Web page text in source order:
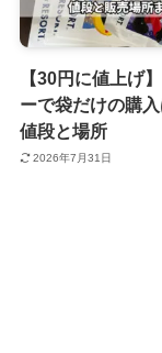
【30円に値上げ
ーで袋だけの購
値段と場所
2026年7月31日